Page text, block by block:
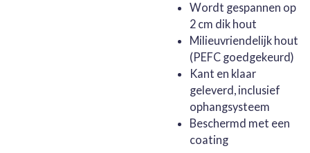
Wordt gespannen op
2 cm dik hout
Milieuvriendelijk hout
(PEFC goedgekeurd)
Kant en klaar
geleverd, inclusief
ophangsysteem
Beschermd met een
coating